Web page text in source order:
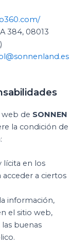
384, 08013
web de SONNEN
la condición de
lícita en los
a ciertos
información,
el sitio web,
buenas